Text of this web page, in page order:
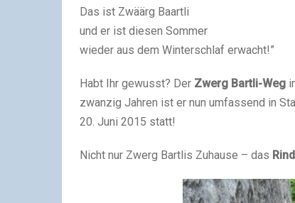
Das ist Zwäärg Baartli
und er ist diesen Sommer
wieder aus dem Winterschlaf erwacht!”
Habt Ihr gewusst? Der Zwerg Bartli-Weg
zwanzig Jahren ist er nun umfassend in
20. Juni 2015 statt!
Nicht nur Zwerg Bartlis Zuhause – das